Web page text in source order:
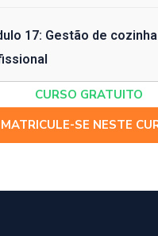
17: Gestão de
CURSO GRATUITO
MATRICULE-SE NESTE